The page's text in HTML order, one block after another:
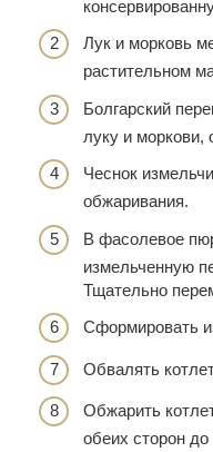
Лук и морковь
растительном
Болгарский
луку и моркови,
Чеснок
обжаривания.
В фасолевое
измельченную
Тщательно
Сформировать
Обвалять
Обжарить
обеих сторон до